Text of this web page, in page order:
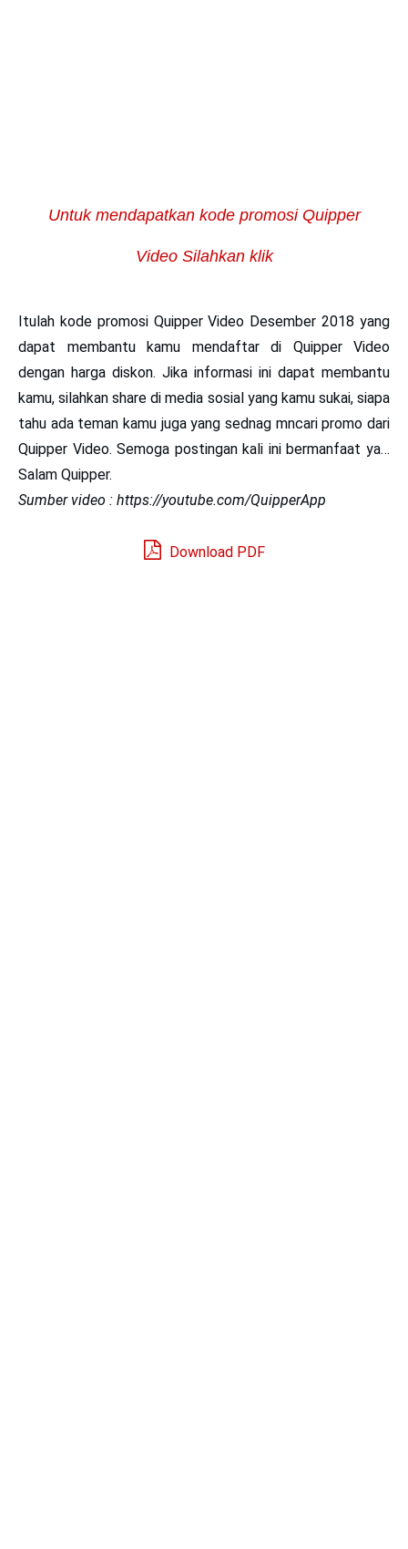
Untuk mendapatkan kode promosi Quipper
Video Silahkan klik
Itulah kode promosi Quipper Video Desember 2018 yang
dapat membantu kamu mendaftar di Quipper Video
dengan harga diskon. Jika informasi ini dapat membantu
kamu, silahkan share di media sosial yang kamu sukai, siapa
tahu ada teman kamu juga yang sednag mncari promo dari
Quipper Video. Semoga postingan kali ini bermanfaat ya…
Salam Quipper.
Sumber video : https://youtube.com/QuipperApp
Download PDF